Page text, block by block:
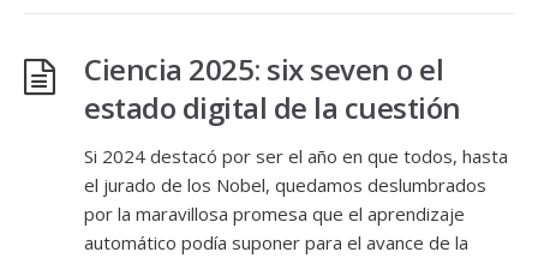
Ciencia 2025: six seven o el
estado digital de la cuestión
Si 2024 destacó por ser el año en que todos, hasta
el jurado de los Nobel, quedamos deslumbrados
por la maravillosa promesa que el aprendizaje
automático podía suponer para el avance de la